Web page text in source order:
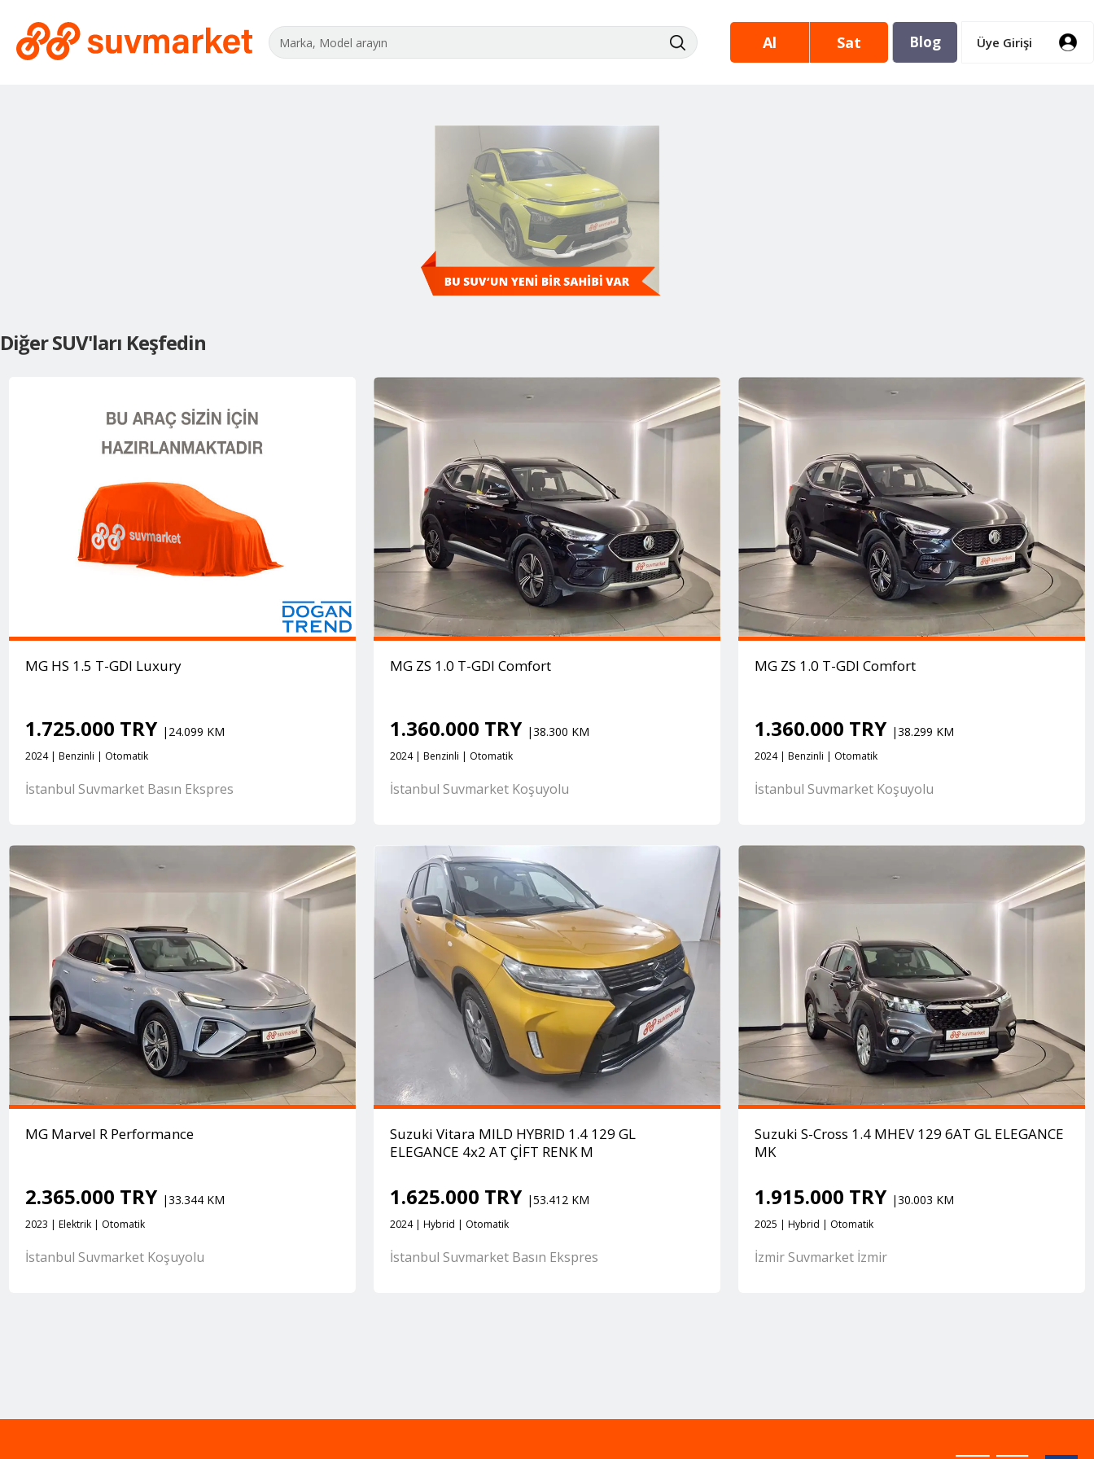
Al Sat Blog Üye Girişi
Diğer SUV'ları Keşfedin
MG HS 1.5 T-GDI Luxury
1.725.000 TRY |24.099 KM
2024 | Benzinli | Otomatik
İstanbul Suvmarket Basın Ekspres
MG ZS 1.0 T-GDI Comfort
1.360.000 TRY |38.300 KM
2024 | Benzinli | Otomatik
İstanbul Suvmarket Koşuyolu
MG ZS 1.0 T-GDI Comfort
1.360.000 TRY |38.299 KM
2024 | Benzinli | Otomatik
İstanbul Suvmarket Koşuyolu
MG Marvel R Performance
2.365.000 TRY |33.344 KM
2023 | Elektrik | Otomatik
İstanbul Suvmarket Koşuyolu
Suzuki Vitara MILD HYBRID 1.4 129 GL
ELEGANCE 4x2 AT ÇİFT RENK M
1.625.000 TRY |53.412 KM
2024 | Hybrid | Otomatik
İstanbul Suvmarket Basın Ekspres
Suzuki S-Cross 1.4 MHEV 129 6AT GL ELEGANCE
MK
1.915.000 TRY |30.003 KM
2025 | Hybrid | Otomatik
İzmir Suvmarket İzmir